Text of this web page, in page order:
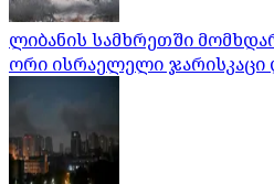
ლიბანის სამხრეთში
ორი ისრაელელი ჯარისკაცი